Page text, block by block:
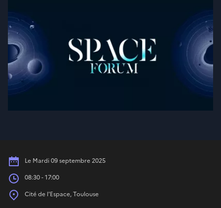
Date
Le Mardi 09 septembre 2025
Heures08:30 - 17:00
Place
Cité de l'Espace, Toulouse